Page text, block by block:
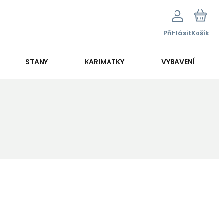
PřihlásitKošík
STANY KARIMATKY VYBAVENÍ